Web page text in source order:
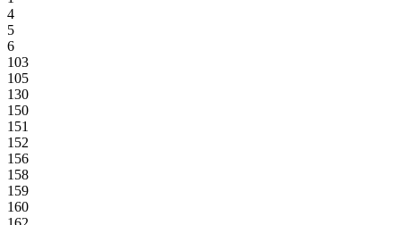
4
5
6
103
105
130
150
151
152
156
158
159
160